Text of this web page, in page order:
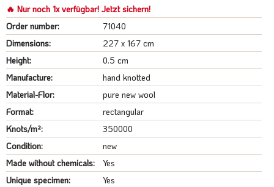
🔥 Nur noch 1x verfügbar! Jetzt sichern!
Order number:
71040
Dimensions:
227 x 167 cm
Height:
0.5 cm
Manufacture:
hand knotted
Material-Flor:
pure new wool
Format:
rectangular
Knots/m²:
350000
Condition:
new
Made without chemicals:
Yes
Unique specimen:
Yes